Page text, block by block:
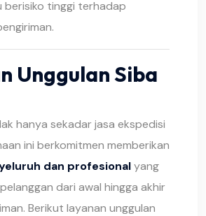
berisiko tinggi terhadap
Unggulan Siba
hanya sekadar jasa ekspedisi
ini berkomitmen memberikan
dan profesionalyang
dari awal hingga akhir
Berikut layanan unggulan